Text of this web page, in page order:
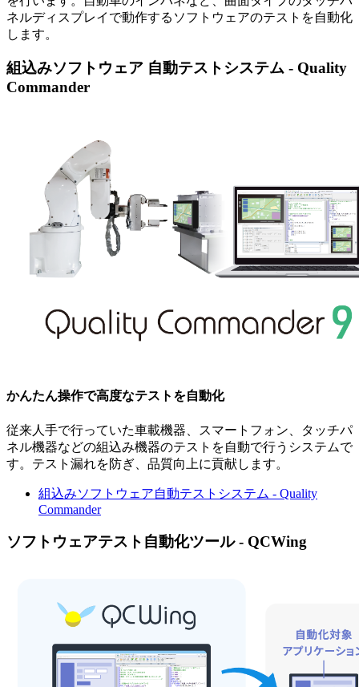
ネルディスプレイで動作するソフトウェアのテストを自動化
します。
組込みソフトウェア 自動テストシステム - Quality
Commander
かんたん操作で高度なテストを自動化
従来人手で行っていた車載機器、スマートフォン、タッチパ
ネル機器などの組込み機器のテストを自動で行うシステムで
す。テスト漏れを防ぎ、品質向上に貢献します。
組込みソフトウェア自動テストシステム - Quality
Commander
ソフトウェアテスト自動化ツール - QCWing